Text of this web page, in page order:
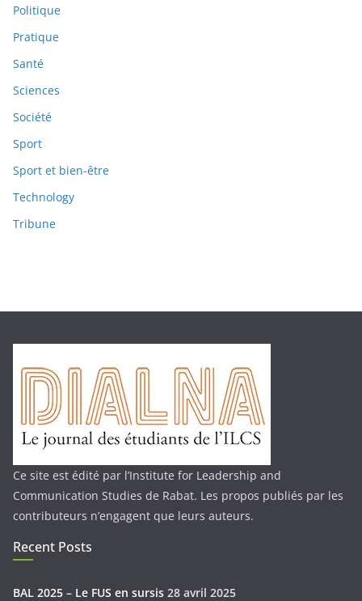
Politique
Pratique
Santé
Sciences
Société
Sport
Sport et bien-être
Technology
Tribune
Ce site est édité par l’Institute for Leadership and
Communication Studies de Rabat. Les propos publiés par les
contributeurs n’engagent que leurs auteurs.
Recent Posts
BAL 2025 – Le FUS en sursis 28 avril 2025